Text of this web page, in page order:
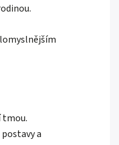
tmou.
a